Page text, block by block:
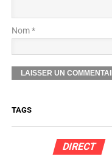
Nom *
TAGS
DIRECT